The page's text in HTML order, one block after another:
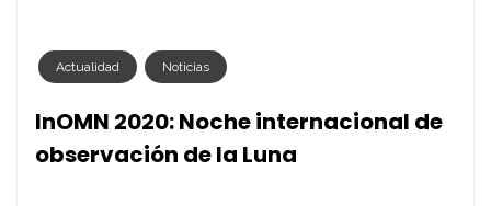
Actualidad Noticias
InOMN 2020: Noche internacional de
observación de la Luna